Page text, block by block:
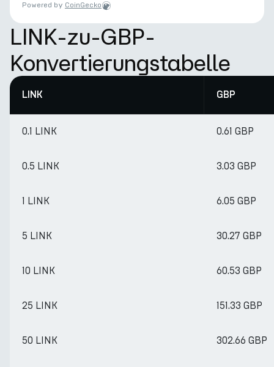
Powered by CoinGecko
LINK-zu-GBP-
Konvertierungstabelle
LINK GBP
0.1 LINK 0.61 GBP
0.5 LINK 3.03 GBP
1 LINK 6.05 GBP
5 LINK 30.27 GBP
10 LINK 60.53 GBP
25 LINK 151.33 GBP
50 LINK 302.66 GBP